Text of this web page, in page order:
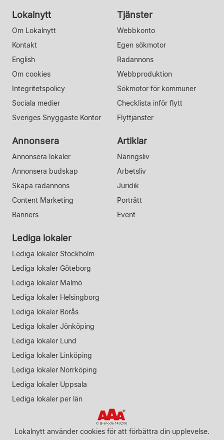
Lokalnytt
Om Lokalnytt
Kontakt
English
Om cookies
Integritetspolicy
Sociala medier
Sveriges Snyggaste Kontor
Tjänster
Webbkonto
Egen sökmotor
Radannons
Webbproduktion
Sökmotor för kommuner
Checklista inför flytt
Flyttjänster
Annonsera
Annonsera lokaler
Annonsera budskap
Skapa radannons
Content Marketing
Banners
Artiklar
Näringsliv
Arbetsliv
Juridik
Porträtt
Event
Lediga lokaler
Lediga lokaler Stockholm
Lediga lokaler Göteborg
Lediga lokaler Malmö
Lediga lokaler Helsingborg
Lediga lokaler Borås
Lediga lokaler Jönköping
Lediga lokaler Lund
Lediga lokaler Linköping
Lediga lokaler Norrköping
Lediga lokaler Uppsala
Lediga lokaler per län
Lokalnytt använder cookies för att förbättra din upplevelse.